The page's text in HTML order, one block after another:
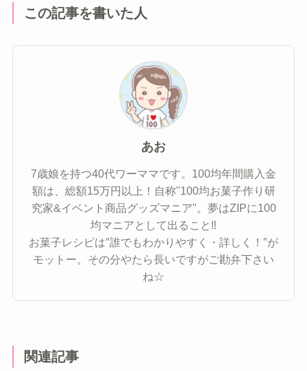
この記事を書いた人
あお
7歳娘を持つ40代ワーママです。100均年間購入金
額は、総額15万円以上！自称"100均お菓子作り研
究家&イベント商品グッズマニア"。夢はZIPに100
均マニアとして出ること‼
お菓子レシピは″誰でもわかりやすく・詳しく！″が
モットー。その分やたら長いですがご勘弁下さい
ね☆
関連記事